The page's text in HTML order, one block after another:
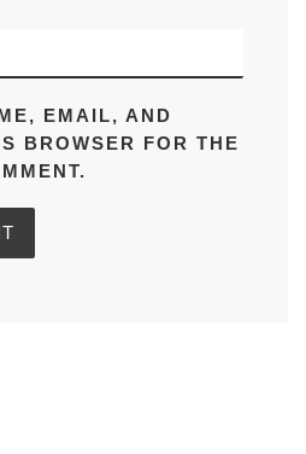
EMAIL, AND
BROWSER FOR THE